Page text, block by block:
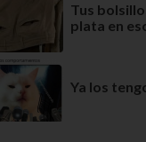
Tus
plata en
Ya los